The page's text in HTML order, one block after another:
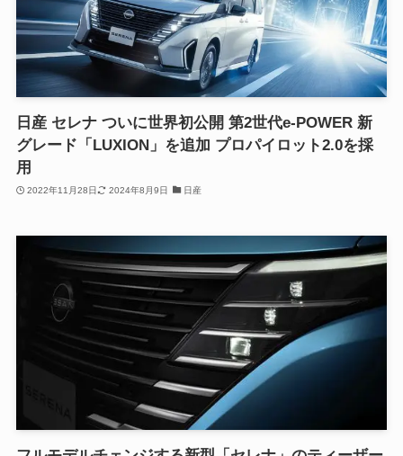
日産 セレナ ついに世界初公開 第2世代e-POWER 新
グレード「LUXION」を追加 プロパイロット2.0を採
用
2022年11月28日 2024年8月9日 日産